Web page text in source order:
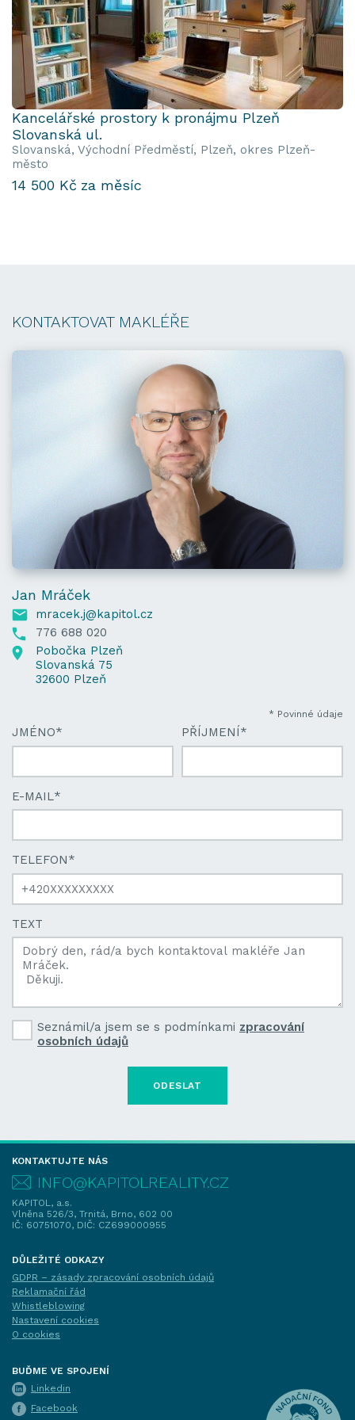
Kancelářské prostory k pronájmu Plzeň
Slovanská ul.
Slovanská, Východní Předměstí, Plzeň, okres Plzeň-
město
14 500 Kč za měsíc
KONTAKTOVAT MAKLÉŘE
Jan Mráček
mracek.j@kapitol.cz
776 688 020
Pobočka Plzeň
Slovanská 75
32600 Plzeň
* Povinné údaje
JMÉNO* PŘÍJMENÍ*
E-MAIL*
TELEFON*
TEXT
Seznámil/a jsem se s podmínkami zpracování
osobních údajů
KONTAKTUJTE NÁS
INFO@KAPITOLREALITY.CZ
KAPITOL, a.s.
Vlněna 526/3, Trnitá, Brno, 602 00
IČ: 60751070, DIČ: CZ699000955
DŮLEŽITÉ ODKAZY
GDPR – zásady zpracování osobních údajů
Reklamační řád
Whistleblowing
Nastavení cookies
O cookies
BUĎME VE SPOJENÍ
Linkedin
Facebook